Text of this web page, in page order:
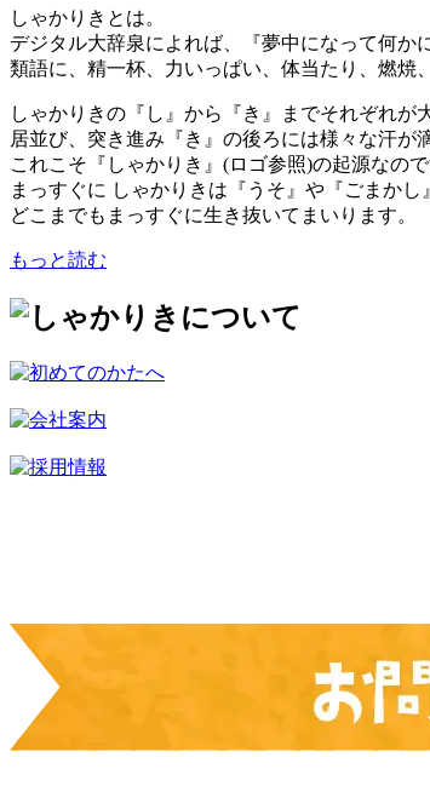
しゃかりきとは。
デジタル大辞泉によれば、『夢中になって何か
類語に、精一杯、力いっぱい、体当たり、燃焼
しゃかりきの『し』から『き』までそれぞれが
居並び、突き進み『き』の後ろには様々な汗が
これこそ『しゃかりき』(ロゴ参照)の起源なので
まっすぐに しゃかりきは『うそ』や『ごまかし
どこまでもまっすぐに生き抜いてまいります。
もっと読む